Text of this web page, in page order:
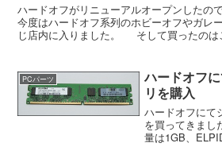
ハードオフがリニューアルオープンしたの
今度はハードオフ系列のホビーオフやガレ
じ店内に入りました。 そして買ったの
PCパーツ
ハードオフ
リを購入
ハードオフにて
を買ってきまし
量は1GB、